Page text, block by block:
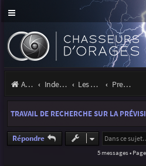
Accueil Index du forum Les orages Premiers pas sous les orages
TRAVAIL DE RECHERCHE SUR LA
Répondre
5 messages • Page